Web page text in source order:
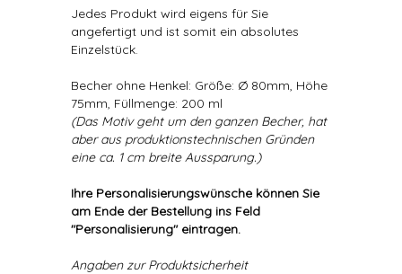
Jedes Produkt wird eigens für Sie
angefertigt und ist somit ein absolutes
Einzelstück.
Becher ohne Henkel: Größe: Ø 80mm, Höhe
75mm, Füllmenge: 200 ml
(Das Motiv geht um den ganzen Becher, hat
aber aus produktionstechnischen Gründen
eine ca. 1 cm breite Aussparung.)
Ihre Personalisierungswünsche können Sie
am Ende der Bestellung ins Feld
"Personalisierung" eintragen.
Angaben zur Produktsicherheit